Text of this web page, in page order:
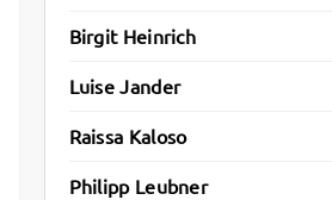
Birgit Heinrich
Luise Jander
Raissa Kaloso
Philipp Leubner